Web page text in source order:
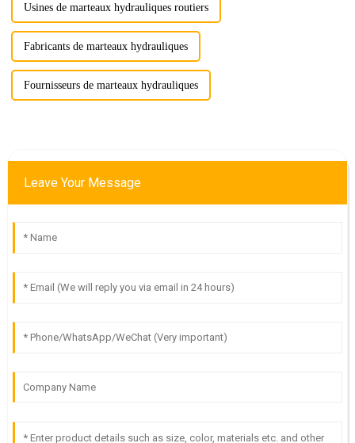
Usines de marteaux hydrauliques routiers
Fabricants de marteaux hydrauliques
Fournisseurs de marteaux hydrauliques
Leave Your Message